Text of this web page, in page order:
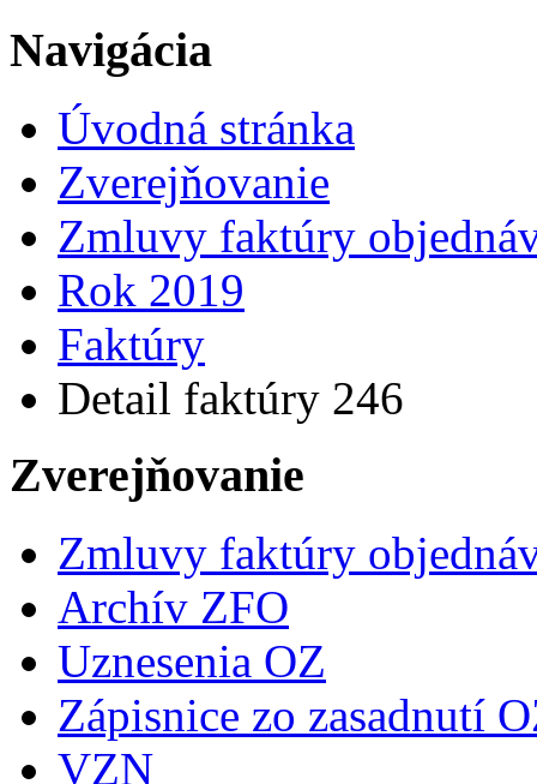
Navigácia
Úvodná stránka
Zverejňovanie
Zmluvy faktúry
Rok 2019
Faktúry
Detail faktúry 246
Zverejňovanie
Zmluvy faktúry
Archív ZFO
Uznesenia OZ
Zápisnice zo zasadnutí
VZN